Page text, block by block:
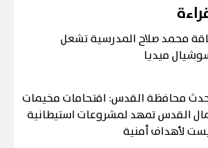
محمد صلاح المدرسية تشعل
ميديا
محافظة القدس: اقتحامات مخيمات
القدس تمهد لمشروعات استيطانية
لأهداف أمنية